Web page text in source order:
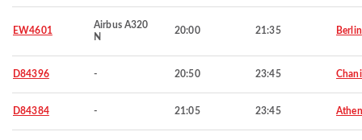
EW4601
Airbus A320
N
20:00 21:35 Berlin
D84396 - 20:50 23:45
D84384 - 21:05 23:45